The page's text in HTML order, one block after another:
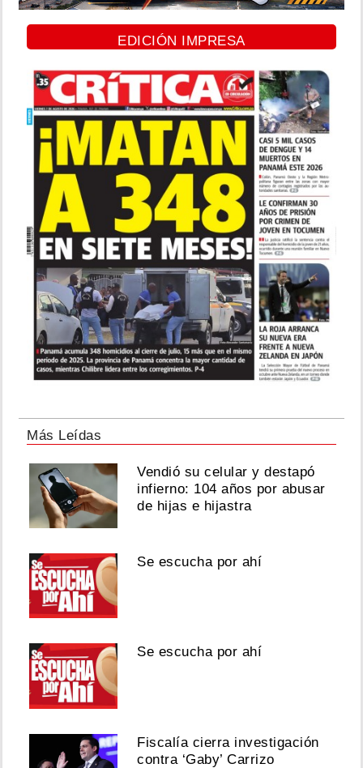
EDICIÓN IMPRESA
Más Leídas
Vendió su celular y destapó
infierno: 104 años por abusar
de hijas e hijastra
Se escucha por ahí
Se escucha por ahí
Fiscalía cierra investigación
contra ‘Gaby’ Carrizo